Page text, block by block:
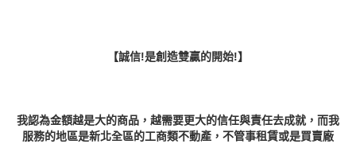
【誠信!是創造雙贏的開始!】
我認為金額越是大的商品，越需要更大的信任與責任去成就，而我
服務的地區是新北全區的工商類不動產，不管事租賃或是買賣廠